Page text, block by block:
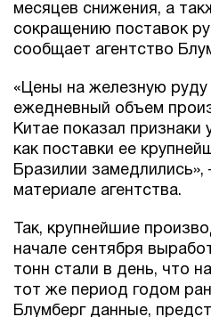
месяцев снижения, а
сокращению поставок
сообщает агентство
«Цены на железную руду
ежедневный объем
Китае показал признаки
как поставки ее
Бразилии
материале агентства.
Так, крупнейшие
начале сентября
тонн стали в день, что
тот же период годом
Блумберг данные,